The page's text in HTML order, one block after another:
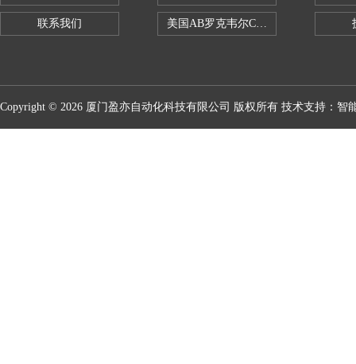
联系我们 美国AB罗克韦尔CPU处理器
Copyright © 2026 厦门盈亦自动化科技有限公司 版权所有 技术支持： 智